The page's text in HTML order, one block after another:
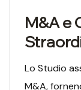
M&A e
Lo Studio
M&A,